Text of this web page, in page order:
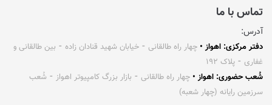
تماس با ما
آدرس:
دفتر مرکزی: اهواز • چهار راه طالقانی ⁃ خیابان شهید قنادان زاده ⁃ بین طالقانی و
غفاری ⁃ پلاک ۱۹۲
شُعب حضوری: اهواز • چهار راه طالقانی ⁃ بازار بزرگ کامپیوتر اهواز ⁃ شُعب
سرزمین رایانه (چهار شعبه)